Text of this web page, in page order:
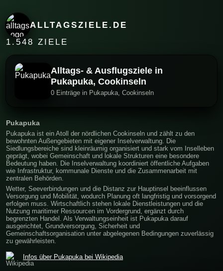
ALLTAGSZIELE.DE
1.548 ZIELE
Alltags- & Ausflugsziele in
Pukapuka, Cookinseln
0 Einträge in Pukapuka, Cookinseln
Pukapuka
Pukapuka ist ein Atoll der nördlichen Cookinseln und zählt zu den
bewohnten Außengebieten mit eigener Inselverwaltung. Die
Siedlungsbereiche sind kleinräumig organisiert und stark vom Inselleben
geprägt, wobei Gemeinschaft und lokale Strukturen eine besondere
Bedeutung haben. Die Inselverwaltung koordiniert öffentliche Aufgaben
wie Infrastruktur, kommunale Dienste und die Zusammenarbeit mit
zentralen Behörden.
Wetter, Seeverbindungen und die Distanz zur Hauptinsel beeinflussen
Versorgung und Mobilität, wodurch Planung oft langfristig und vorsorgend
erfolgen muss. Wirtschaftlich stehen lokale Dienstleistungen und die
Nutzung maritimer Ressourcen im Vordergrund, ergänzt durch
begrenzten Handel. Als Verwaltungseinheit ist Pukapuka darauf
ausgerichtet, Grundversorgung, Sicherheit und
Gemeinschaftsorganisation unter abgelegenen Bedingungen zuverlässig
zu gewährleisten.
Infos über Pukapuka bei Wikipedia